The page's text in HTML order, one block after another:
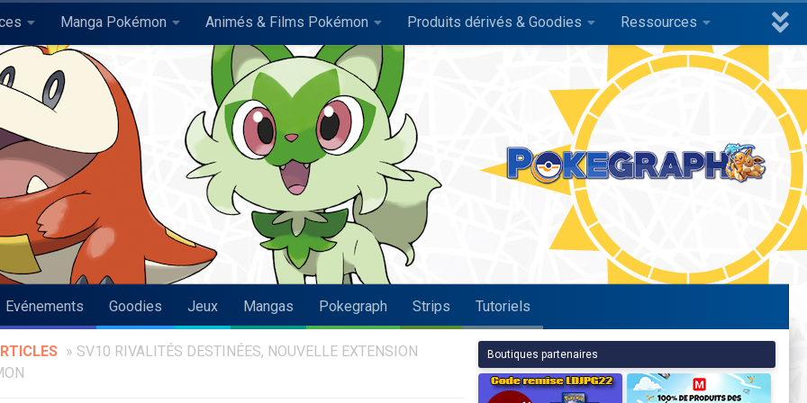
Manga Pokémon Animés & Films Pokémon Produits dérivés & Goodies Ressources
Evénements Goodies Jeux Mangas Pokegraph Strips Tutoriels
» SV10 RIVALITÉS DESTINÉES, NOUVELLE EXTENSION
Boutiques partenaires